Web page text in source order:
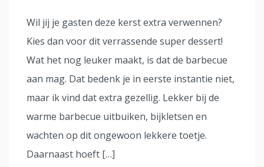
Wil jij je gasten deze kerst extra verwennen?
Kies dan voor dit verrassende super dessert!
Wat het nog leuker maakt, is dat de barbecue
aan mag. Dat bedenk je in eerste instantie niet,
maar ik vind dat extra gezellig. Lekker bij de
warme barbecue uitbuiken, bijkletsen en
wachten op dit ongewoon lekkere toetje.
Daarnaast hoeft […]